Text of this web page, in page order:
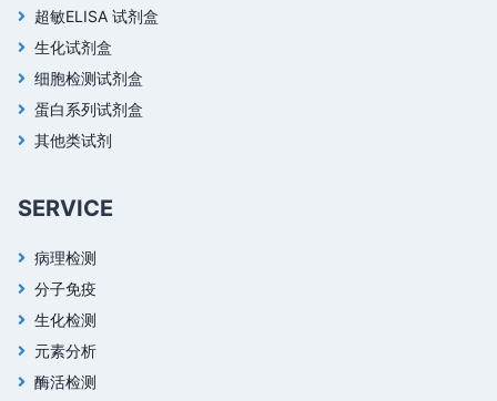
超敏ELISA 试剂盒
生化试剂盒
细胞检测试剂盒
蛋白系列试剂盒
其他类试剂
SERVICE
病理检测
分子免疫
生化检测
元素分析
酶活检测